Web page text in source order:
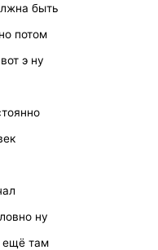
быть
потом
э ну
ну
ещё там